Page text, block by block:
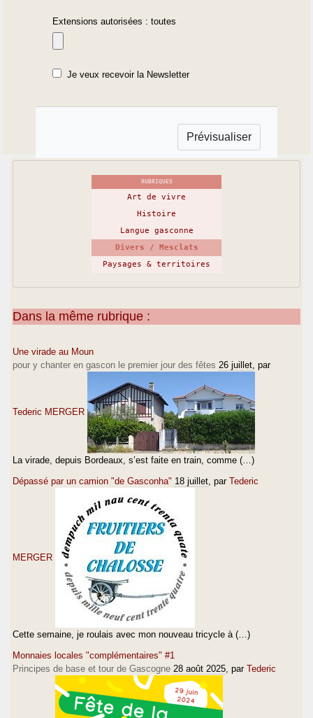
Extensions autorisées : toutes
Je veux recevoir la Newsletter
RUBRIQUES
Art de vivre
Histoire
Langue gasconne
Divers / Mesclats
Paysages & territoires
Dans la même rubrique :
Une virade au Moun
pour y chanter en gascon le premier jour des fêtes 26 juillet , par
Tederic MERGER
La virade, depuis Bordeaux, s’est faite en train, comme (…)
Dépassé par un camion "de Gasconha" 18 juillet , par Tederic
MERGER
Cette semaine, je roulais avec mon nouveau tricycle à (…)
Monnaies locales "complémentaires" #1
Principes de base et tour de Gascogne 28 août 2025 , par Tederic